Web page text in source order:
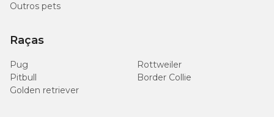
Outros pets
Raças
Pug
Rottweiler
Pitbull
Border Collie
Golden retriever